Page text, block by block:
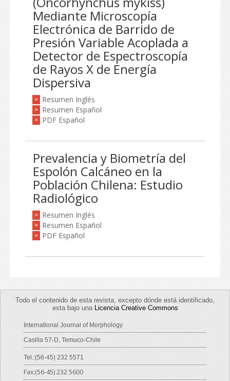
Mediante Microscopía
Electrónica de Barrido de
Presión Variable Acoplada a
Detector de Espectroscopía
de Rayos X de Energía
Dispersiva
> Resumen Inglés
> Resumen Español
> PDF Español
Prevalencia y Biometría del
Espolón Calcáneo en la
Población Chilena: Estudio
Radiológico
> Resumen Inglés
> Resumen Español
> PDF Español
Todo el contenido de esta revista, excepto dónde está identificado,
esta bajo una Licencia Creative Commons
International Journal of Morphology
Casilla 57-D, Temuco-Chile
Tel.:(56-45) 232 5571
Fax:(56-45) 232 5600